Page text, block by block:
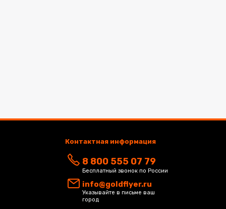
Контактная информация
8 800 555 07 79
Бесплатный звонок по России
info@goldflyer.ru
Указывайте в письме ваш
город